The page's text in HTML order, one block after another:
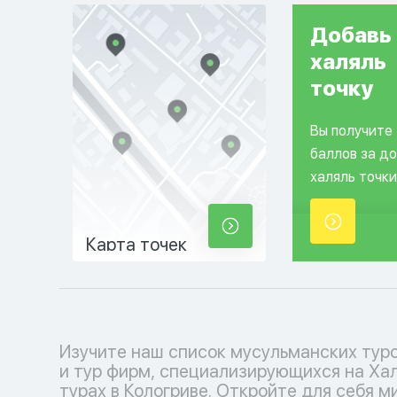
Карта точек
Добавь
халяль
точку
Вы получите
баллов за
халяль
Изучите наш список мусульманских
и тур фирм, специализирующихся на
турах в Кологриве. Откройте для себя
соблюдения исламских традиций.
кофмортный отпуск с нашими
каждый момент наполнен